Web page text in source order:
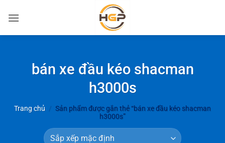
qua
bán xe đầu kéo shacman
h3000s
Trang chủ / Sản phẩm được gắn thẻ “bán xe đầu kéo shacman
h3000s”